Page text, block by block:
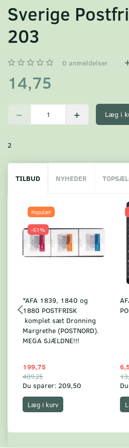
Sverige
203
0 anmeldelser
14,75
Læg i
2
TILBUD NYHEDER
Populær
-51%
*AFA 1839, 1840 og
1880 POSTFRISK
komplet sæt Dronning
Margrethe (POSTNORD).
MEGA SJÆLDNE!!!
199,75
409,25
Du sparer: 209,50
Læg i kurv